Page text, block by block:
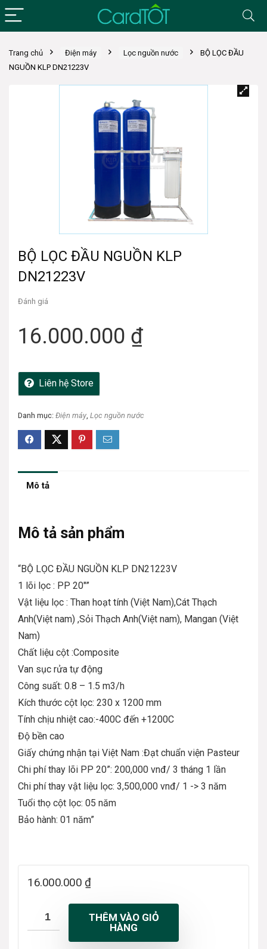
Trang chủ Điện máy Lọc nguồn nước
BỘ LỌC ĐẦU
NGUỒN KLP DN21223V
BỘ LỌC ĐẦU NGUỒN KLP
DN21223V
Đánh giá
16.000.000 ₫
Liên hệ Store
Danh mục: Điện máy, Lọc nguồn nước
Mô tả
Mô tả sản phẩm
“BỘ LỌC ĐẦU NGUỒN KLP DN21223V
1 lõi lọc : PP 20″”
Vật liệu lọc : Than hoạt tính (Việt Nam),Cát Thạch
Anh(Việt nam) ,Sỏi Thạch Anh(Việt nam), Mangan (Việt
Nam)
Chất liệu cột :Composite
Van sục rửa tự động
Công suất: 0.8 – 1.5 m3/h
Kích thước cột lọc: 230 x 1200 mm
Tính chịu nhiệt cao:-400C đến +1200C
Độ bền cao
Giấy chứng nhận tại Việt Nam :Đạt chuẩn viện Pasteur
Chi phí thay lõi PP 20”: 200,000 vnđ/ 3 tháng 1 lần
Chi phí thay vật liệu lọc: 3,500,000 vnđ/ 1 -> 3 năm
Tuổi thọ cột lọc: 05 năm
Bảo hành: 01 năm”
16.000.000 ₫
THÊM VÀO GIỎ
HÀNG